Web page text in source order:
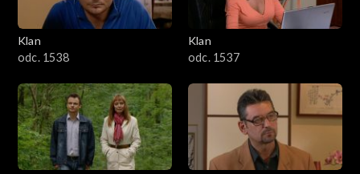
Klan
odc. 1538
Klan
odc. 1537